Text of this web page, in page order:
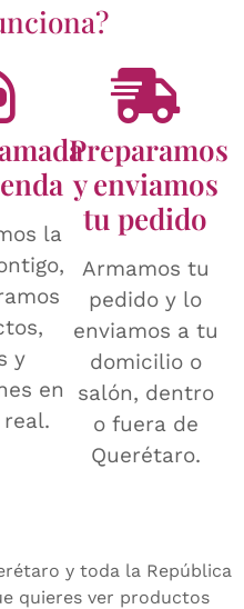
la
y
en
Preparamos
y enviamos
tu pedido
Armamos tu
pedido y lo
enviamos a tu
domicilio o
salón, dentro
o fuera de
Querétaro.
y toda la República
quieres ver productos